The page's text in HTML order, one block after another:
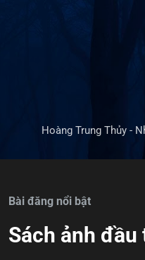
Hoàng Trung Thủy -
Bài đăng nổi bật
Sách ảnh đầu